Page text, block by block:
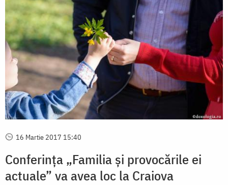
16 Martie 2017 15:40
Conferința „Familia și provocările ei
actuale” va avea loc la Craiova